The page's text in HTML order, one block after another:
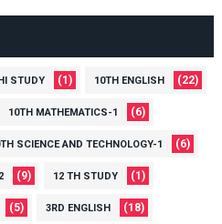
STUDY (1) 10TH ENGLISH (22)
10TH MATHEMATICS-1 (6)
SCIENCE AND TECHNOLOGY-1 (6)
(9) 12 TH STUDY (1)
(5) 3RD ENGLISH (18)